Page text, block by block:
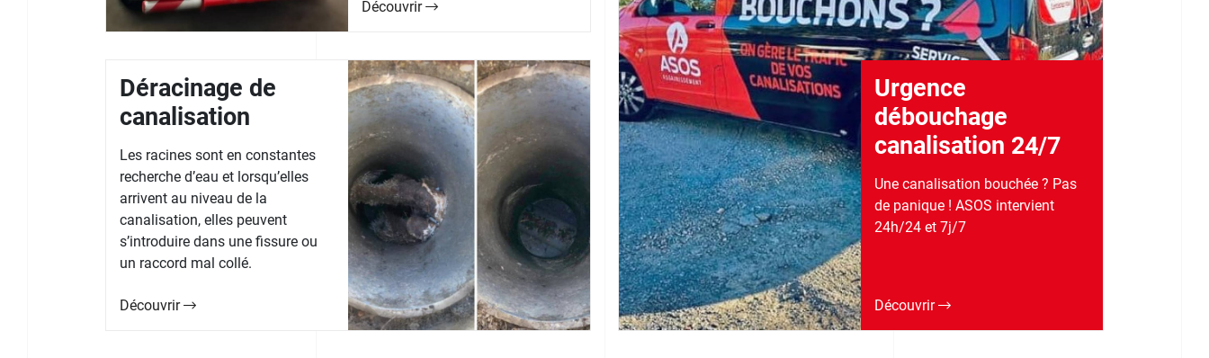
Découvrir
Déracinage de
canalisation
Les racines sont en constantes
recherche d’eau et lorsqu’elles
arrivent au niveau de la
canalisation, elles peuvent
s’introduire dans une fissure ou
un raccord mal collé.
Découvrir
Urgence
débouchage
canalisation 24/7
Une canalisation bouchée ? Pas
de panique ! ASOS intervient
24h/24 et 7j/7
Découvrir